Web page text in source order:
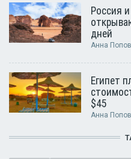
Россия
дней
Анна
Египет
$45
Анна